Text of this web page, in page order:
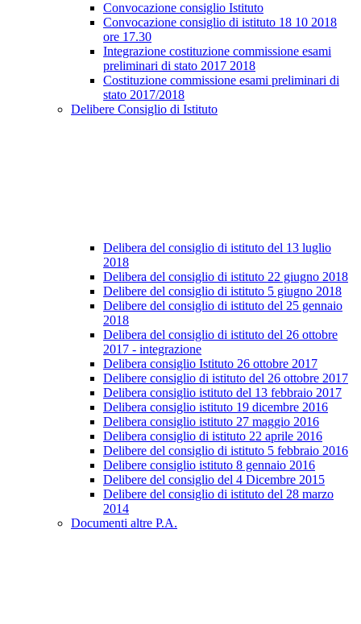
Convocazione consiglio Istituto
Convocazione consiglio di istituto 18 10 2018
ore 17.30
Integrazione costituzione commissione esami
preliminari di stato 2017 2018
Costituzione commissione esami preliminari di
stato 2017/2018
Delibere Consiglio di Istituto
Delibera del consiglio di istituto del 13 luglio
2018
Delibera del consiglio di istituto 22 giugno 2018
Delibere del consiglio di istituto 5 giugno 2018
Delibere del consiglio di istituto del 25 gennaio
2018
Delibera del consiglio di istituto del 26 ottobre
2017 - integrazione
Delibera consiglio Istituto 26 ottobre 2017
Delibere consiglio di istituto del 26 ottobre 2017
Delibera consiglio istituto del 13 febbraio 2017
Delibera consiglio istituto 19 dicembre 2016
Delibera consiglio istituto 27 maggio 2016
Delibera consiglio di istituto 22 aprile 2016
Delibere del consiglio di istituto 5 febbraio 2016
Delibere consiglio istituto 8 gennaio 2016
Delibere del consiglio del 4 Dicembre 2015
Delibere del consiglio di istituto del 28 marzo
2014
Documenti altre P.A.